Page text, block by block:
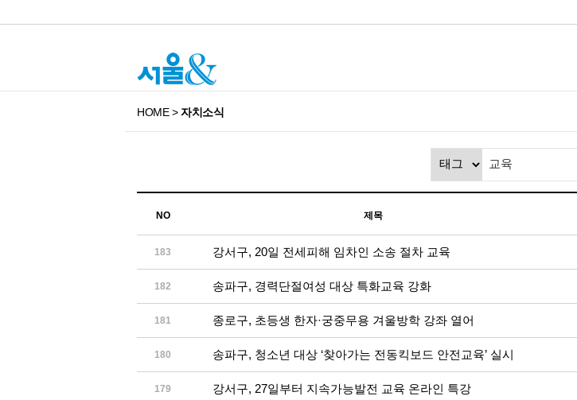
HOME>자치소식
NO 제목
183 강서구, 20일 전세피해 임차인 소송 절차 교육
182 송파구, 경력단절여성 대상 특화교육 강화
181 종로구, 초등생 한자·궁중무용 겨울방학 강좌 열어
180 송파구, 청소년 대상 ‘찾아가는 전동킥보드 안전교육’ 실시
179 강서구, 27일부터 지속가능발전 교육 온라인 특강